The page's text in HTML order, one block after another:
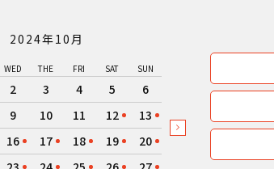
2024年10月
WED THE FRI SAT SUN
2 3 4 5
6
9 10 11 12
13
16 17 18 19
20